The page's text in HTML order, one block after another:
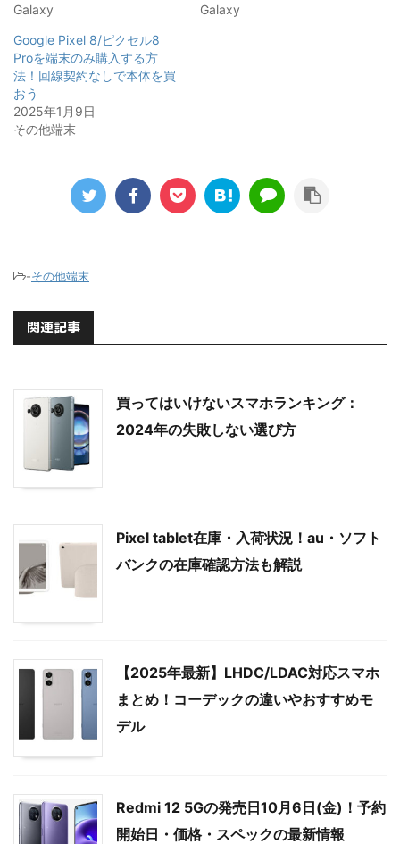
Galaxy
Galaxy
Google Pixel 8/ピクセル8
Proを端末のみ購入する方
法！回線契約なしで本体を買
おう
2025年1月9日
その他端末
-その他端末
関連記事
買ってはいけないスマホランキング：
2024年の失敗しない選び方
Pixel tablet在庫・入荷状況！au・ソフト
バンクの在庫確認方法も解説
【2025年最新】LHDC/LDAC対応スマホ
まとめ！コーデックの違いやおすすめモ
デル
Redmi 12 5Gの発売日10月6日(金)！予約
開始日・価格・スペックの最新情報